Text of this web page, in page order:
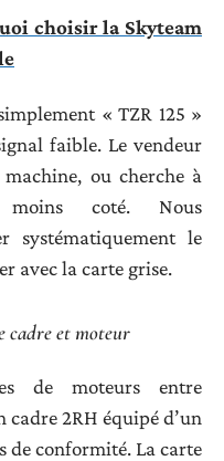
choisir la Skyteam
« TZR 125 »
faible. Le vendeur
ou cherche à
coté. Nous
systématiquement le
avec la carte grise.
cadre et moteur
de moteurs entre
2RH équipé d’un
de conformité. La carte